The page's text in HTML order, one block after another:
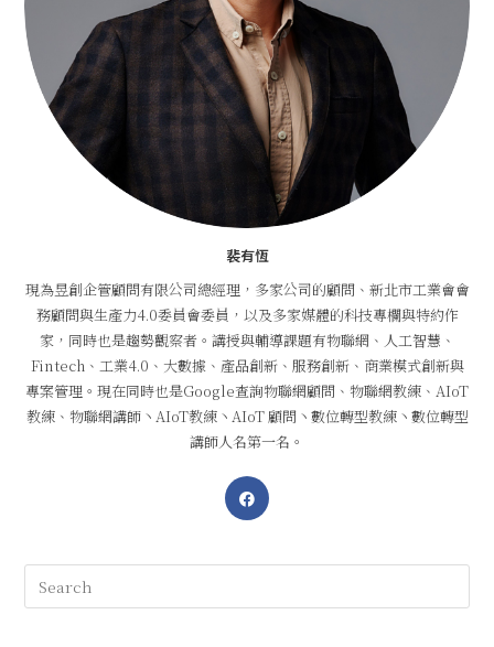
裴有恆
現為昱創企管顧問有限公司總經理，多家公司的顧問、新北市工業會會
務顧問與生產力4.0委員會委員，以及多家媒體的科技專欄與特約作
家，同時也是趨勢觀察者。講授與輔導課題有物聯網、人工智慧、
Fintech、工業4.0、大數據、產品創新、服務創新、商業模式創新與
專案管理。現在同時也是Google查詢物聯網顧問、物聯網教練、AIoT
教練、物聯網講師丶AIoT教練丶AIoT 顧問丶數位轉型教練丶數位轉型
講師人名第一名。